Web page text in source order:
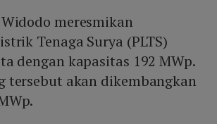
meresmikan
Tenaga Surya (PLTS)
dengan kapasitas 192 MWp.
tersebut akan dikembangkan